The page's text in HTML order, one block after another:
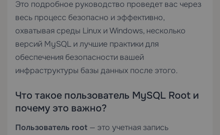
Это подробное руководство проведет вас через
весь процесс безопасно и эффективно,
охватывая среды Linux и Windows, несколько
версий MySQL и лучшие практики для
обеспечения безопасности вашей
инфраструктуры базы данных после этого.
Что такое пользователь MySQL Root и
почему это важно?
Пользователь root — это учетная запись